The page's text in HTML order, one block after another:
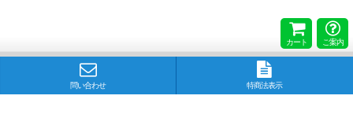
カート ご案内
問い合わせ 特商法表示